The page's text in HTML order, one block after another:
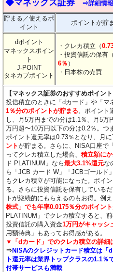
◆マネックス証券 ⇒詳細情
貯まる／使えるポ
イント
ポイントが貯
dポイント
マネックスポイン
ト
J-POINT
タネカブポイント
・クレカ積立（
・投資信託の保有
6％ ）
・日本株の売買
【マネックス証券のおすすめポイント
投信積立のときに「dカード」や「マ
1％分のポイントが貯まる 。ポイント
し、月5万円までの分は1.1％、月5万
万円超〜10万円以下の分は0.2％。つ
ポイント還元率は0.73％となり、月
ントが貯まる。さらに、NISA口座で
ってクレカ積立した場合、積立額に
ド PLATINUM」なら最大3.1%還元な
ら「JCB カード W」「JCBゴールド
もクレカ積立が可能になった。ポイ
る。さらに投資信託を保有している
トが継続的にもらえるのもお得。例
株式」でも年率0.0175％分のポイン
PLATINUM」でクレカ積立すると、
投資信託の購入資金1万円がキャッシ
用額特典」もあってお得感がある。
▼「dカード」でのクレカ積立の詳細
⇒NISAのクレジットカード積立は「
ト還元率は業界トップクラスの1.1
付帯サービスも満載